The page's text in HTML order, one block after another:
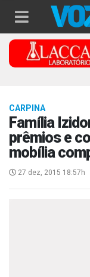
CARPINA
Família
prêmios e
mobília
27 dez, 2015 18:57h